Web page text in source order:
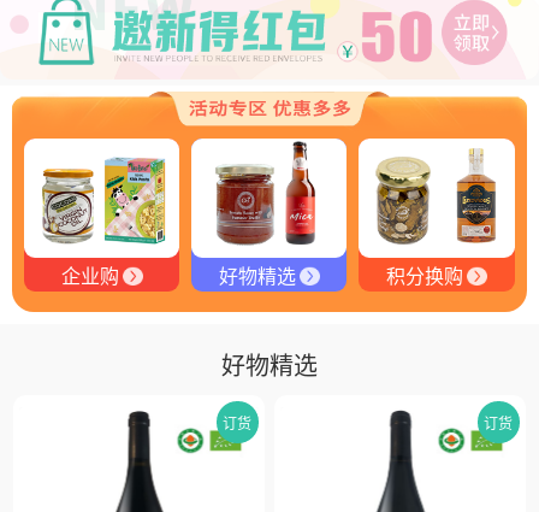
逅
探秘塞尔维亚黑松露：舌尖上的黑钻石
品味卓越，OE 中欧有机双认证红酒的独特魅力
品味拉克索威斯威士忌，邂逅独特酒韵
舌尖上的塞尔维亚黑松露，你了解多少？
企业购 好物精选 积分换购
好物精选
订货 订货